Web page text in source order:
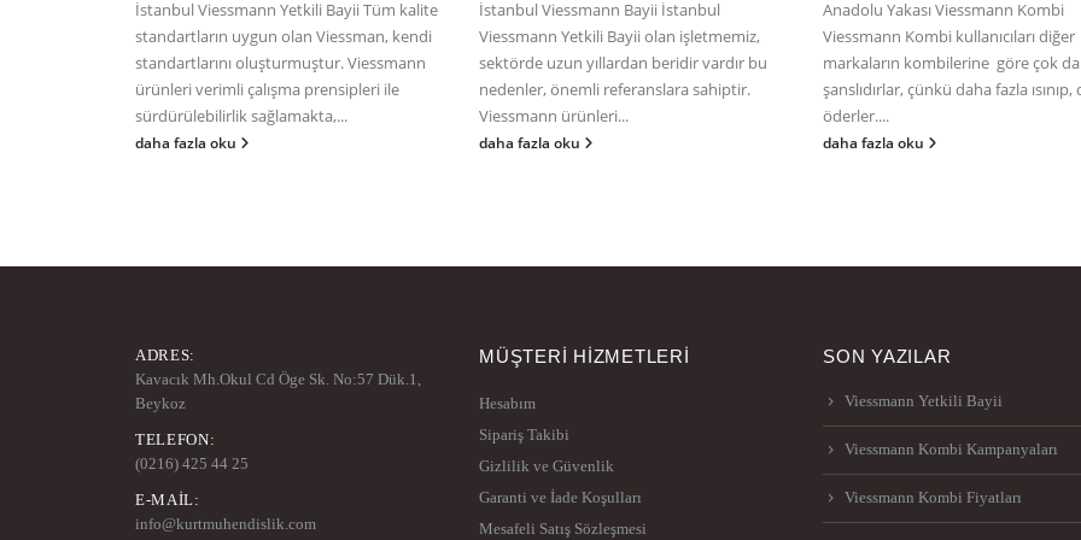
İstanbul Viessmann Yetkili Bayii Tüm kalite
standartların uygun olan Viessman, kendi
standartlarını oluşturmuştur. Viessmann
ürünleri verimli çalışma prensipleri ile
sürdürülebilirlik sağlamakta,...
daha fazla oku
İstanbul Viessmann Bayii İstanbul
Viessmann Yetkili Bayii olan işletmemiz,
sektörde uzun yıllardan beridir vardır bu
nedenler, önemli referanslara sahiptir.
Viessmann ürünleri...
daha fazla oku
Anadolu Yakası Viessmann Kombi
Viessmann Kombi kullanıcıları diğer
markaların kombilerine göre çok
şanslıdırlar, çünkü daha fazla ısınıp,
öderler....
daha fazla oku
ADRES:
Kavacık Mh.Okul Cd Öge Sk. No:57 Dük.1,
Beykoz
TELEFON:
(0216) 425 44 25
E-MAIL:
info@kurtmuhendislik.com
MÜŞTERİ HİZMETLERİ
Hesabım
Sipariş Takibi
Gizlilik ve Güvenlik
Garanti ve İade Koşulları
Mesafeli Satış Sözleşmesi
SON YAZILAR
Viessmann Yetkili Bayii
Viessmann Kombi Kampanyaları
Viessmann Kombi Fiyatları